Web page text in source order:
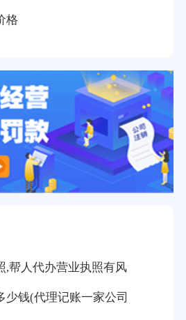
格
,帮人代办营业执照有风
少钱(代理记账一家公司